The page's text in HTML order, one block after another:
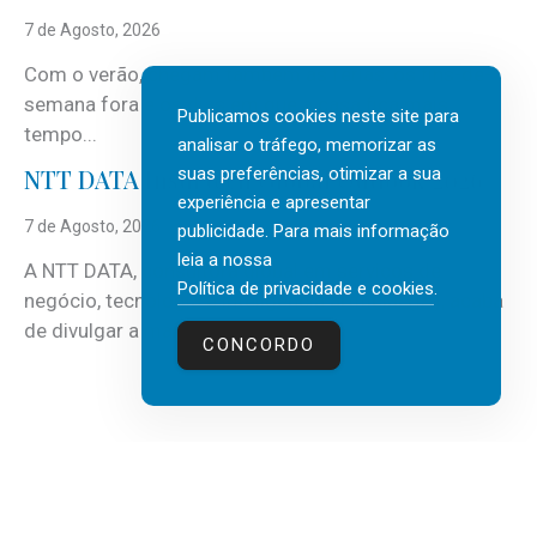
7 de Agosto, 2026
Com o verão, chegam também as férias, os fins-de-
semana fora e os dias em que a casa fica mais
tempo...
NTT DATA Insurtech Global Outlook 2026
7 de Agosto, 2026
A NTT DATA, consultora global em serviços de
negócio, tecnologia e inteligência artificial (IA), acaba
de divulgar a mais recente...
Publicamos cookies neste site para
analisar o tráfego, memorizar as
suas preferências, otimizar a sua
experiência e apresentar
publicidade. Para mais informação
leia a nossa
Política de privacidade e cookies.
CONCORDO